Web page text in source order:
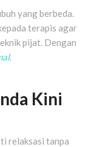
yang berbeda.
terapis agar
pijat. Dengan
.
Kini
relaksasi tanpa